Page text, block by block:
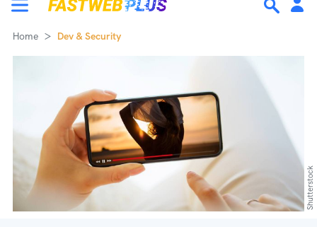
Home Dev & Security
Shutterstock